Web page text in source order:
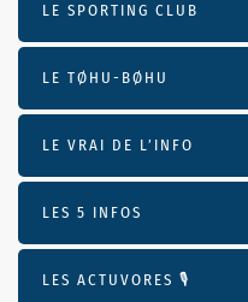
LE SPORTING CLUB
LE TØHU-BØHU
LE VRAI DE L’INFO
LES 5 INFOS
LES ACTUVORES 🎙